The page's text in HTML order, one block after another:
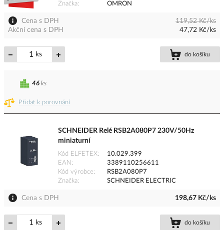
Značka
OMRON
Cena s DPH
119,52 Kč/ks
Akční cena s DPH
47,72 Kč/ks
ks do košíku
Přidat k porovnání
46 ks
SCHNEIDER Relé RSB2A080P7 230V/50Hz
miniaturní
Kód ELFETEX
10.029.399
EAN
3389110256611
Kód výrobce
RSB2A080P7
Značka
SCHNEIDER ELECTRIC
Cena s DPH 198,67 Kč/ks
ks do košíku